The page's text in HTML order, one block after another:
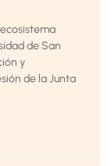
de San
y
de la Junta